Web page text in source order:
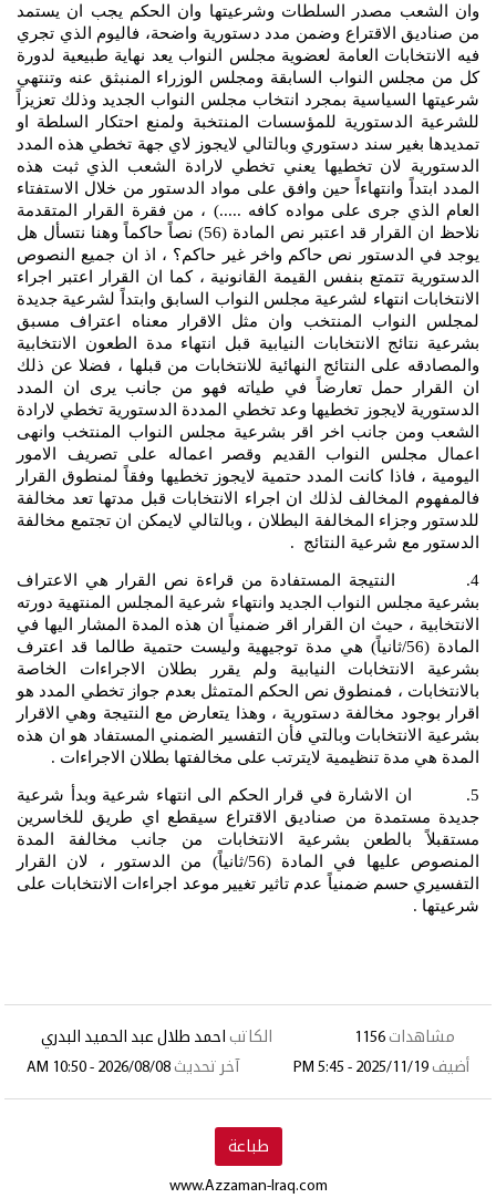
وان الشعب مصدر السلطات وشرعيتها وان الحكم يجب ان يستمد
من صناديق الاقتراع وضمن مدد دستورية واضحة، فاليوم الذي تجري
فيه الانتخابات العامة لعضوية مجلس النواب يعد نهاية طبيعية لدورة
كل من مجلس النواب السابقة ومجلس الوزراء المنبثق عنه وتنتهي
شرعيتها السياسية بمجرد انتخاب مجلس النواب الجديد وذلك تعزيزاً
للشرعية الدستورية للمؤسسات المنتخبة ولمنع احتكار السلطة او
تمديدها بغير سند دستوري وبالتالي لايجوز لاي جهة تخطي هذه المدد
الدستورية لان تخطيها يعني تخطي لارادة الشعب الذي ثبت هذه
المدد ابتداً وانتهاءاً حين وافق على مواد الدستور من خلال الاستفتاء
العام الذي جرى على مواده كافه .....) ، من فقرة القرار المتقدمة
نلاحظ ان القرار قد اعتبر نص المادة (56) نصاً حاكماً وهنا نتسأل هل
يوجد في الدستور نص حاكم واخر غير حاكم؟ ، اذ ان جميع النصوص
الدستورية تتمتع بنفس القيمة القانونية ، كما ان القرار اعتبر اجراء
الانتخابات انتهاء لشرعية مجلس النواب السابق وابتداً لشرعية جديدة
لمجلس النواب المنتخب وان مثل الاقرار معناه اعتراف مسبق
بشرعية نتائج الانتخابات النيابية قبل انتهاء مدة الطعون الانتخابية
والمصادقه على النتائج النهائية للانتخابات من قبلها ، فضلا عن ذلك
ان القرار حمل تعارضاً في طياته فهو من جانب يرى ان المدد
الدستورية لايجوز تخطيها وعد تخطي المددة الدستورية تخطي لارادة
الشعب ومن جانب اخر اقر بشرعية مجلس النواب المنتخب وانهى
اعمال مجلس النواب القديم وقصر اعماله على تصريف الامور
اليومية ، فاذا كانت المدد حتمية لايجوز تخطيها وفقاً لمنطوق القرار
فالمفهوم المخالف لذلك ان اجراء الانتخابات قبل مدتها تعد مخالفة
للدستور وجزاء المخالفة البطلان ، وبالتالي لايمكن ان تجتمع مخالفة
الدستور مع شرعية النتائج .
4. النتيجة المستفادة من قراءة نص القرار هي الاعتراف
بشرعية مجلس النواب الجديد وانتهاء شرعية المجلس المنتهية دورته
الانتخابية ، حيث ان القرار اقر ضمنياً ان هذه المدة المشار اليها في
المادة (56/ثانياً) هي مدة توجيهية وليست حتمية طالما قد اعترف
بشرعية الانتخابات النيابية ولم يقرر بطلان الاجراءات الخاصة
بالانتخابات ، فمنطوق نص الحكم المتمثل بعدم جواز تخطي المدد هو
اقرار بوجود مخالفة دستورية ، وهذا يتعارض مع النتيجة وهي الاقرار
بشرعية الانتخابات وبالتي فأن التفسير الضمني المستفاد هو ان هذه
المدة هي مدة تنظيمية لايترتب على مخالفتها بطلان الاجراءات .
5. ان الاشارة في قرار الحكم الى انتهاء شرعية وبدأ شرعية
جديدة مستمدة من صناديق الاقتراع سيقطع اي طريق للخاسرين
مستقبلاً بالطعن بشرعية الانتخابات من جانب مخالفة المدة
المنصوص عليها في المادة (56/ثانياً) من الدستور ، لان القرار
التفسيري حسم ضمنياً عدم تاثير تغيير موعد اجراءات الانتخابات على
شرعيتها .
مشاهدات 1156 الكاتب احمد طلال عبد الحميد البدري
أضيف 2025/11/19 - 5:45 PM آخر تحديث 2026/08/08 - 10:50 AM
طباعة
www.Azzaman-Iraq.com